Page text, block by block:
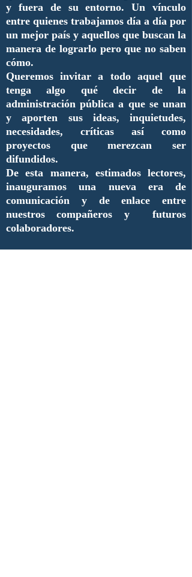
y fuera de su entorno. Un vínculo
entre quienes trabajamos día a día por
un mejor país y aquellos que buscan la
manera de lograrlo pero que no saben
cómo.
Queremos invitar a todo aquel que
tenga algo qué decir de la
administración pública a que se unan
y aporten sus ideas, inquietudes,
necesidades, críticas así como
proyectos que merezcan ser
difundidos.
De esta manera, estimados lectores,
inauguramos una nueva era de
comunicación y de enlace entre
nuestros compañeros y futuros
colaboradores.